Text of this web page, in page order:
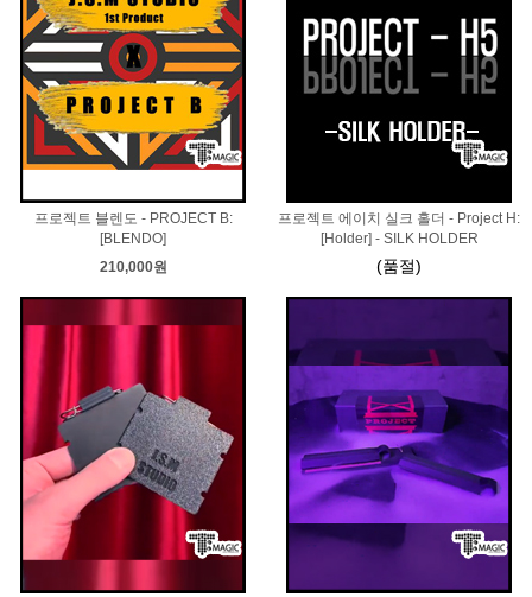
프로젝트 블렌도 - PROJECT B:
[BLENDO]
210,000원
프로젝트 에이치 실크 홀더 - Project H:
[Holder] - SILK HOLDER
(품절)